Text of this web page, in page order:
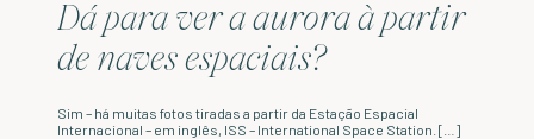
Dá para ver a aurora à partir
de naves espaciais?
Sim – há muitas fotos tiradas a partir da Estação Espacial
Internacional – em inglês, ISS – International Space Station. […]